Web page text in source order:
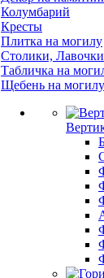
Колумбарий
Кресты
Плитка на могилу
Столики, Лавочки
Табличка на
Щебень на могилу